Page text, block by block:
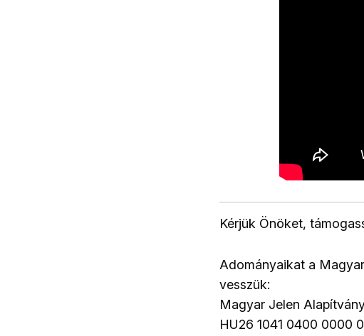
Kérjük Önöket,
Adományaikat a
vesszük:
Magyar Jelen
HU26 1041 0400 0000